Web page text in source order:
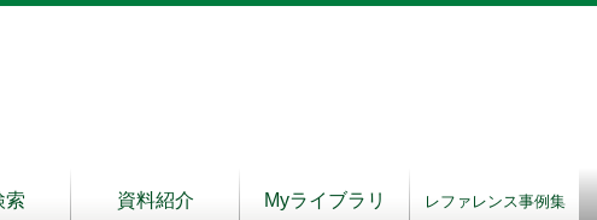
索 資料紹介 Myライブラリ レファレンス事例集